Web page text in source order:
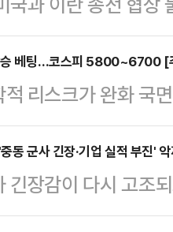
스) 시가총액이
중 순자산이 1조
34종목에 불과했
살펴보면 삼성자산
산운용의 TIGER
(현지시간) 뉴욕 증
어스(S&P) 500
에, 기술주
오른
지수는 이날 상승으
로 구성된 다우존스
승 베팅…코스피 5800~6700 [
리스크가 완화 국
이라는 전망이 나온
제시했다.26일
불구하고 금융시장
달러 내외에서 안정
동 군사 긴장·기업 실적 부진'
긴장감이 다시 고조
소폭 하락했다.로